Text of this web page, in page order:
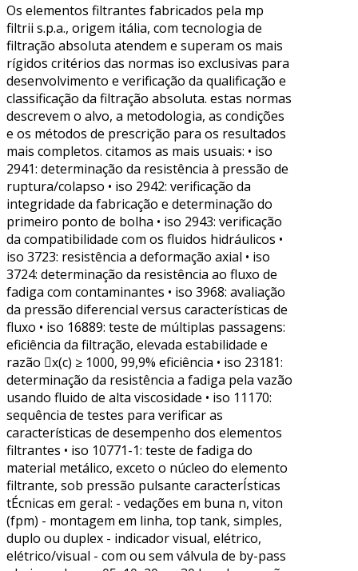
Os elementos filtrantes fabricados pela mp
filtrii s.p.a., origem itália, com tecnologia de
filtração absoluta atendem e superam os mais
rígidos critérios das normas iso exclusivas para
desenvolvimento e verificação da qualificação e
classificação da filtração absoluta. estas normas
descrevem o alvo, a metodologia, as condições
e os métodos de prescrição para os resultados
mais completos. citamos as mais usuais: • iso
2941: determinação da resistência à pressão de
ruptura/colapso • iso 2942: verificação da
integridade da fabricação e determinação do
primeiro ponto de bolha • iso 2943: verificação
da compatibilidade com os fluidos hidráulicos •
iso 3723: resistência a deformação axial • iso
3724: determinação da resistência ao fluxo de
fadiga com contaminantes • iso 3968: avaliação
da pressão diferencial versus características de
fluxo • iso 16889: teste de múltiplas passagens:
eficiência da filtração, elevada estabilidade e
razão x(c) ≥ 1000, 99,9% eficiência • iso 23181:
determinação da resistência a fadiga pela vazão
usando fluido de alta viscosidade • iso 11170:
sequência de testes para verificar as
características de desempenho dos elementos
filtrantes • iso 10771-1: teste de fadiga do
material metálico, exceto o núcleo do elemento
filtrante, sob pressão pulsante caracterÍsticas
tÉcnicas em geral: - vedações em buna n, viton
(fpm) - montagem em linha, top tank, simples,
duplo ou duplex - indicador visual, elétrico,
elétrico/visual - com ou sem válvula de by-pass